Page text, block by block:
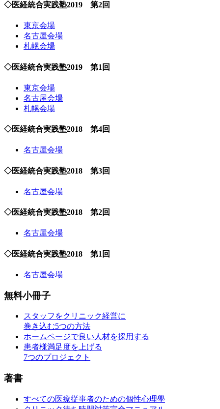
◇医経統合実践塾2019 第2回
東京会場
名古屋会場
札幌会場
◇医経統合実践塾2019 第1回
東京会場
名古屋会場
札幌会場
◇医経統合実践塾2018 第4回
名古屋会場
◇医経統合実践塾2018 第3回
名古屋会場
◇医経統合実践塾2018 第2回
名古屋会場
◇医経統合実践塾2018 第1回
名古屋会場
無料小冊子
スタッフをクリニック経営に
巻き込む5つの方法
ホームページで良い人材を採用する
患者様満足度を上げる
7つのプロジェクト
著書
すべての医療従事者のための個性心理學